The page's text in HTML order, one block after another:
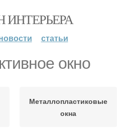
ИНТЕРЬЕРА
статьи
окно
Металлопластиковые
окна